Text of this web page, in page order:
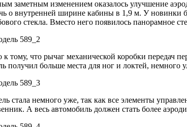
заметным изменением оказалось улучшение
о внутренней ширине кабины в 1,9 м. У новинки
стекла. Вместо него появилось панорамное
тому, что рычаг механической коробки передач
получил больше места для ног и локтей, немного
стала немного уже, так как все элементы
А весь автомобиль должен стать более